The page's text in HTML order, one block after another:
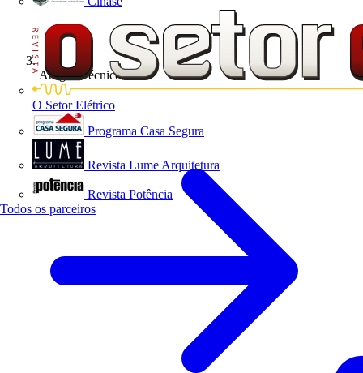
O Setor Elétrico
Programa Casa Segura
Revista Lume Arquitetura
Revista Potência
Todos os parceiros
Artigos Técnicos